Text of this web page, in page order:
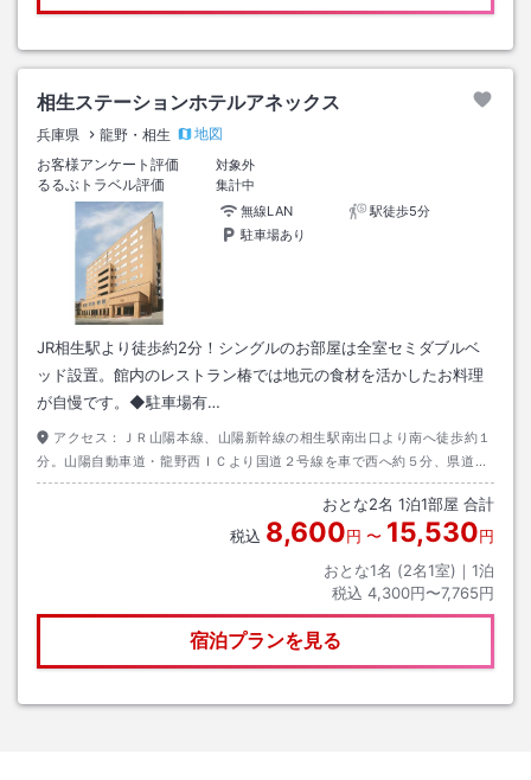
相生ステーションホテルアネックス
兵庫県 龍野・相生
地図
お客様アンケート評価
対象外
るるぶトラベル評価
集計中
無線LAN
駅徒歩5分
駐車場あり
JR相生駅より徒歩約2分！シングルのお部屋は全室セミダブルベ
ッド設置。館内のレストラン椿では地元の食材を活かしたお料理
が自慢です。◆駐車場有…
アクセス：
ＪＲ山陽本線、山陽新幹線の相生駅南出口より南へ徒歩約１
分。山陽自動車道・龍野西ＩＣより国道２号線を車で西へ約５分、県道１
２１号線へ入り相生市内へ約１分、『双葉２丁目』の信号を右へ約３分。
おとな2名 1泊1部屋 合計
税込 8,600円 〜 15,530円
おとな1名 (2名1室)｜ 1泊
税込 4,300円〜7,765円
宿泊プランを見る